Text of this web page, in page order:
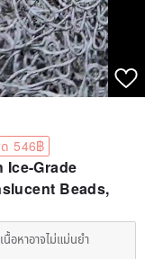
ด 546฿
Ice-Grade
Beads,
อหาอาจไม่แม่นยำ